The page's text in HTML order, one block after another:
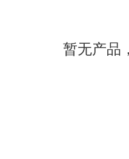
暂无产品